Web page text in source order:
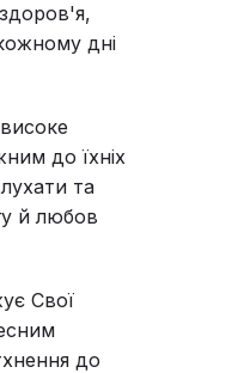
дні
до їхніх
та
й любов
Свої
до